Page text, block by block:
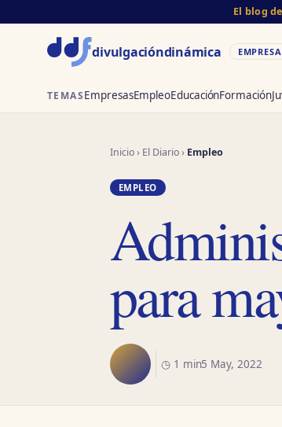
El blog
divulgacióndinámica
TEMASEmpresasEmpleoEducaciónFormación
Inicio› El Diario› Empleo
EMPLEO
para
◷ 1 min5 May, 2022